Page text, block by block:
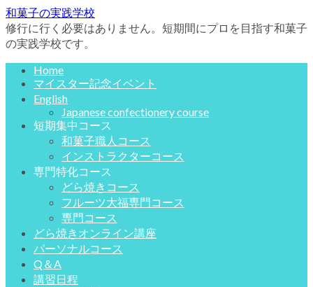
和菓子の実践学校
修行に行く必要はありません。短期間にプロを目指す和菓子
の実践学校です。
Home
マイスター記念イベント
English
Japanese confectionery course
短期集中コース
和菓子職人コース
インストラクターコース
専門特化コース
どら焼きコース
フルーツ大福専門コース
専門コース
どら焼きオンライン講座
パーソナルコース
Q＆A
講習日程